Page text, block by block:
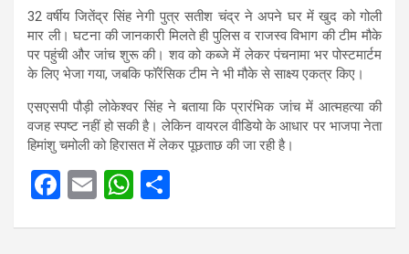
32 वर्षीय जितेंद्र सिंह नेगी पुत्र सतीश चंद्र ने अपने घर में खुद को गोली
मार ली। घटना की जानकारी मिलते ही पुलिस व राजस्व विभाग की टीम मौके
पर पहुंची और जांच शुरू की। शव को कब्जे में लेकर पंचनामा भर पोस्टमार्टम
के लिए भेजा गया, जबकि फॉरेंसिक टीम ने भी मौके से साक्ष्य एकत्र किए।
एसएसपी पौड़ी लोकेश्वर सिंह ने बताया कि प्रारंभिक जांच में आत्महत्या की
वजह स्पष्ट नहीं हो सकी है। लेकिन वायरल वीडियो के आधार पर भाजपा नेता
हिमांशु चमोली को हिरासत में लेकर पूछताछ की जा रही है।
F
E
W